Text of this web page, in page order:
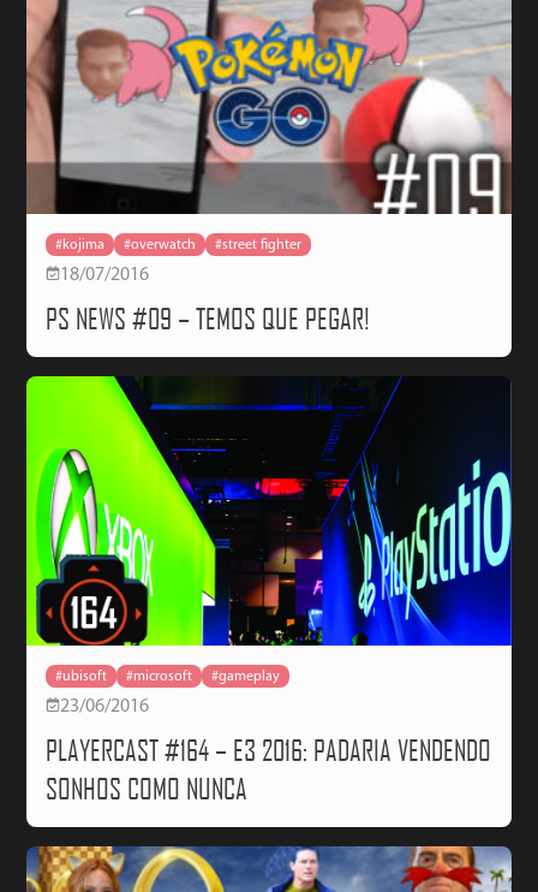
#kojima #overwatch #street fighter
18/07/2016
PS NEWS #09 – TEMOS QUE PEGAR!
#ubisoft #microsoft #gameplay
23/06/2016
PLAYERCAST #164 – E3 2016: PADARIA VENDENDO
SONHOS COMO NUNCA